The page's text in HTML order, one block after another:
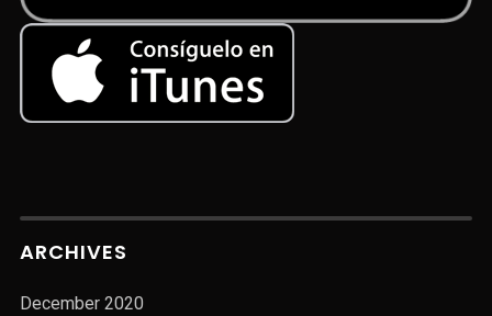
ARCHIVES
December 2020